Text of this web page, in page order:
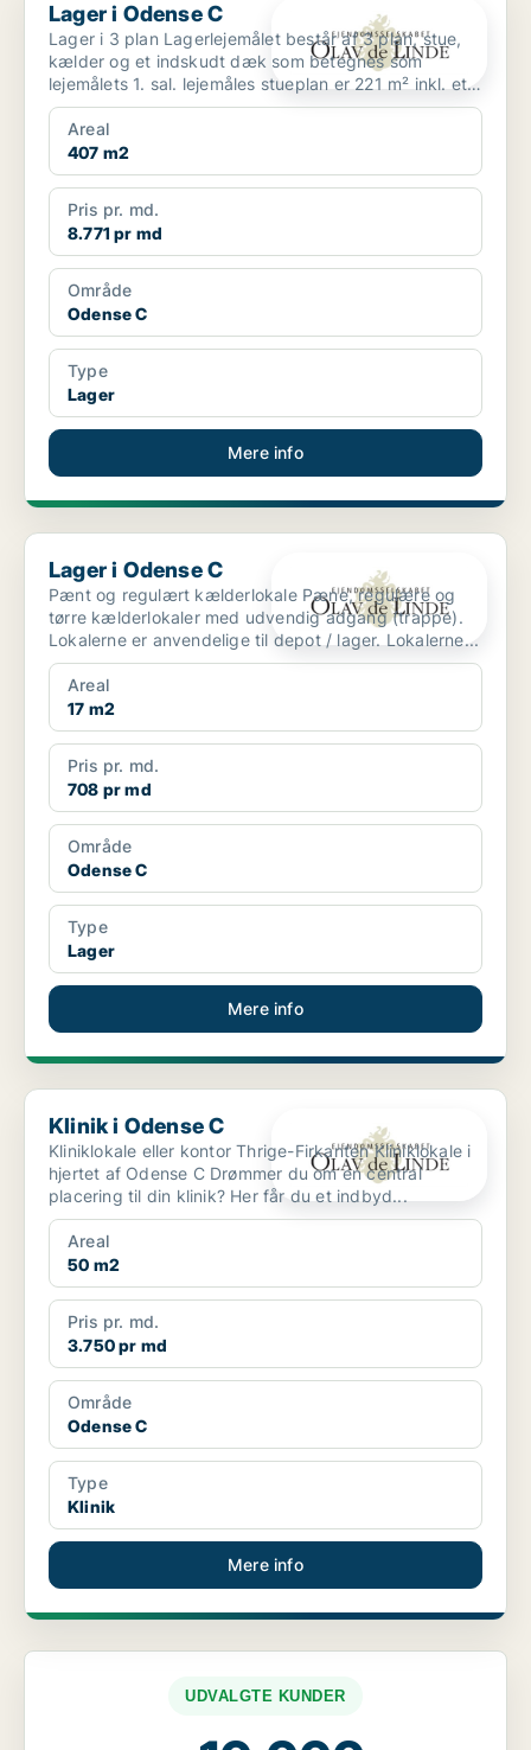
Lager i Odense C
Lager i 3 plan Lagerlejemålet består af 3 plan, stue,
kælder og et indskudt dæk som betegnes som
lejemålets 1. sal. lejemåles stueplan er 221 m² inkl. et
...
Areal
407 m2
Pris pr. md.
8.771 pr md
Område
Odense C
Type
Lager
Mere info
Lager i Odense C
Lager i Odense C
Pænt og regulært kælderlokale Pæne, regulære og
tørre kælderlokaler med udvendig adgang (trappe).
Lokalerne er anvendelige til depot / lager. Lokalerne...
Areal
17 m2
Pris pr. md.
708 pr md
Område
Odense C
Type
Lager
Mere info
Klinik i Odense C
Klinik i Odense C
Kliniklokale eller kontor Thrige-Firkanten Kliniklokale i
hjertet af Odense C Drømmer du om en central
placering til din klinik? Her får du et indbyd...
Areal
50 m2
Pris pr. md.
3.750 pr md
Område
Odense C
Type
Klinik
Mere info
UDVALGTE KUNDER